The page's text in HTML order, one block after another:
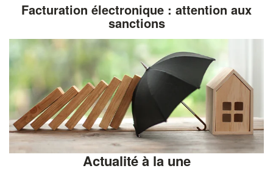
Facturation électronique : attention aux
sanctions
Actualité à la une